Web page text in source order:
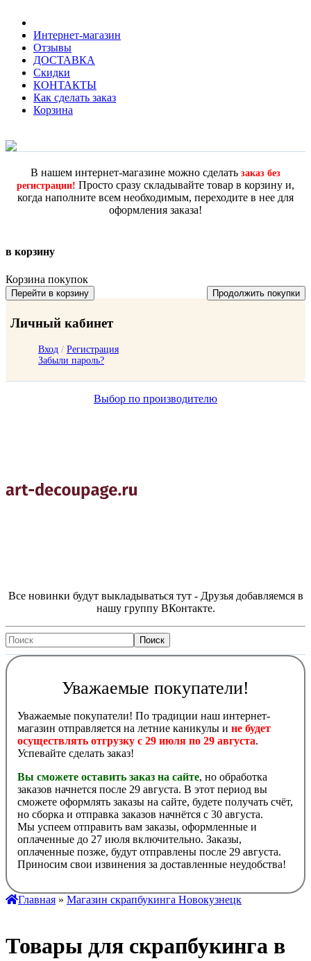
Интернет-магазин
Отзывы
ДОСТАВКА
Скидки
КОНТАКТЫ
Как сделать заказ
Корзина
В нашем интернет-магазине можно сделать заказ без
регистрации! Просто сразу складывайте товар в корзину и,
когда наполните всем необходимым, переходите в нее для
оформления заказа!
в корзину
Корзина покупок
Перейти в корзину Продолжить покупки
Личный кабинет
Вход / Регистрация
Забыли пароль?
Выбор по производителю
Все новинки будут выкладываться тут - Друзья добавляемся в
нашу группу ВКонтакте.
Уважаемые покупатели!
Уважаемые покупатели! По традиции наш интернет-
магазин отправляется на летние каникулы и не будет
осуществлять отгрузку с 29 июля по 29 августа.
Успевайте сделать заказ!
Вы сможете оставить заказ на сайте, но обработка
заказов начнется после 29 августа. В этот период вы
сможете оформлять заказы на сайте, будете получать счёт,
но сборка и отправка заказов начнётся с 30 августа.
Мы успеем отправить вам заказы, оформленные и
оплаченные до 27 июля включительно. Заказы,
оплаченные позже, будут отправлены после 29 августа.
Приносим свои извинения за доставленные неудобства!
Главная » Магазин скрапбукинга Новокузнецк
Товары для скрапбукинга в